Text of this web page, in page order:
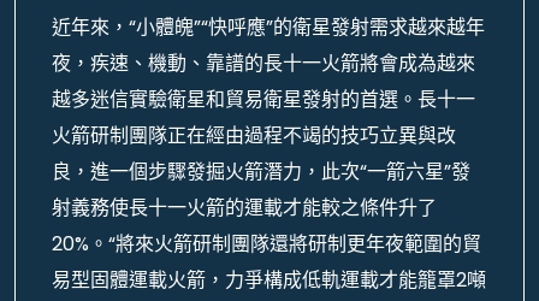
近年來，“小體魄”“快呼應”的衛星發射需求越來越年
夜，疾速、機動、靠譜的長十一火箭將會成為越來
越多迷信實驗衛星和貿易衛星發射的首選。長十一
火箭研制團隊正在經由過程不竭的技巧立異與改
良，進一個步驟發掘火箭潛力，此次“一箭六星”發
射義務使長十一火箭的運載才能較之條件升了
20%。“將來火箭研制團隊還將研制更年夜範圍的貿
易型固體運載火箭，力爭構成低軌運載才能籠罩2噸